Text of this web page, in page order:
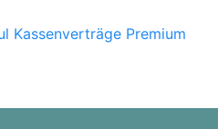
Kassenverträge Premium